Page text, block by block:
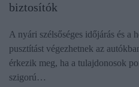
biztosítók
A nyári szélsőséges időjárás és a
pusztítást végezhetnek az
érkezik meg, ha a tulajdonosok
szigorú…